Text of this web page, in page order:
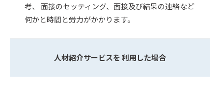
考、 面接のセッティング、面接及び結果の連絡など
何かと時間と労力がかかります。
人材紹介サービスを 利用した場合